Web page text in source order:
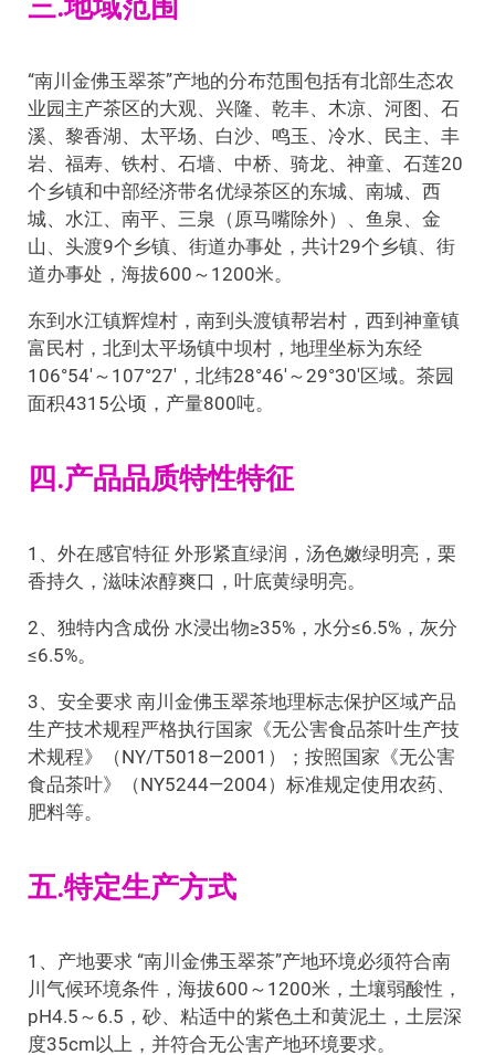
“南川金佛玉翠茶”产地的分布范围包括有北部生态农
业园主产茶区的大观、兴隆、乾丰、木凉、河图、石
溪、黎香湖、太平场、白沙、鸣玉、冷水、民主、丰
岩、福寿、铁村、石墙、中桥、骑龙、神童、石莲20
个乡镇和中部经济带名优绿茶区的东城、南城、西
城、水江、南平、三泉（原马嘴除外）、鱼泉、金
山、头渡9个乡镇、街道办事处，共计29个乡镇、街
道办事处，海拔600～1200米。
东到水江镇辉煌村，南到头渡镇帮岩村，西到神童镇
富民村，北到太平场镇中坝村，地理坐标为东经
106°54′～107°27′，北纬28°46′～29°30′区域。茶园
面积4315公顷，产量800吨。
四.产品品质特性特征
1、外在感官特征 外形紧直绿润，汤色嫩绿明亮，栗
香持久，滋味浓醇爽口，叶底黄绿明亮。
2、独特内含成份 水浸出物≥35%，水分≤6.5%，灰分
≤6.5%。
3、安全要求 南川金佛玉翠茶地理标志保护区域产品
生产技术规程严格执行国家《无公害食品茶叶生产技
术规程》（NY/T5018—2001）；按照国家《无公害
食品茶叶》（NY5244—2004）标准规定使用农药、
肥料等。
五.特定生产方式
1、产地要求 “南川金佛玉翠茶”产地环境必须符合南
川气候环境条件，海拔600～1200米，土壤弱酸性，
pH4.5～6.5，砂、粘适中的紫色土和黄泥土，土层深
度35cm以上，并符合无公害产地环境要求。